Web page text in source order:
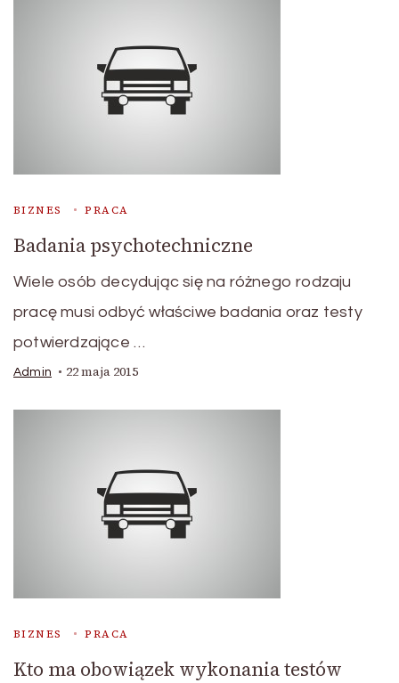
BIZNES PRACA
Badania psychotechniczne
Wiele osób decydując się na różnego rodzaju
pracę musi odbyć właściwe badania oraz testy
potwierdzające …
Admin 22 maja 2015
BIZNES PRACA
Kto ma obowiązek wykonania testów